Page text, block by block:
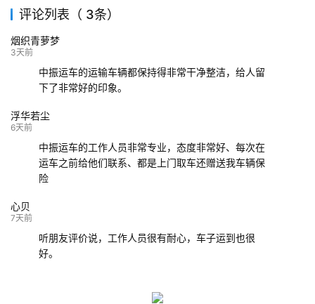
139****9233
评论列表（ 3条）
烟织青萝梦
3天前
中振运车的运输车辆都保持得非常干净整洁，给人留
下了非常好的印象。
浮华若尘
6天前
中振运车的工作人员非常专业，态度非常好、每次在
运车之前给他们联系、都是上门取车还赠送我车辆保
险
心贝
7天前
听朋友评价说，工作人员很有耐心，车子运到也很
好。